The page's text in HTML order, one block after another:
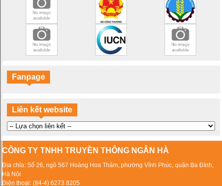
Chiến đấu với nạn săn bắn tê giác
NAMA hỗ trợ mục tiêu phát triển bền vững như thế nào?
Fanpage
Liên kết website
CÔNG TY TNHH TRUYỀN THÔNG NGÂN HÀ
Địa chỉa: Số 26, ngõ 567 Hoàng Hoa Thám, phường Vĩnh Phúc, quận Ba Đình,
Hà Nội
Điện thoại: (84-4) 6273 8205